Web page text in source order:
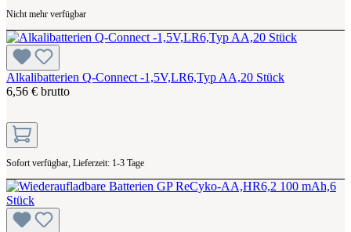
Nicht mehr verfügbar
Alkalibatterien Q-Connect -1,5V,LR6,Typ AA,20 Stück
6,56 € brutto
Sofort verfügbar, Lieferzeit: 1-3 Tage